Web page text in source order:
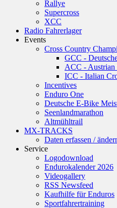
Rallye
Supercross
XCC
Radio Fahrerlager
Events
Cross Country
GCC -
ACC - Austrian
ICC - Italian
Incentives
Enduro One
Deutsche E-Bike
Seenlandmarathon
Altmühltrail
MX-TRACKS
Daten erfassen /
Service
Logodownload
Endurokalender 2026
Videogallery
RSS Newsfeed
Kaufhilfe für Enduros
Sportfahrertraining